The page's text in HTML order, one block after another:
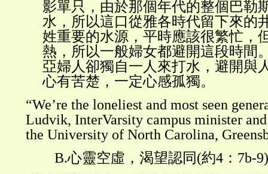
影單只，由於那個年代的整個巴勒
水，所以這口從雅各時代留下來的
姓重要的水源，平時應該很繁忙，
熱，所以一般婦女都避開這段時間
亞婦人卻獨自一人來打水，避開與
心有苦楚，一定心感孤獨。
“We’re the loneliest and most seen
Ludvik, InterVarsity campus minister
the University of North Carolina,
B.心靈空虛，渴望認同(約4：7b-9)